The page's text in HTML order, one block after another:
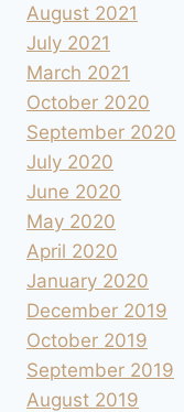
August 2021
July 2021
March 2021
October 2020
September 2020
July 2020
June 2020
May 2020
April 2020
January 2020
December 2019
October 2019
September 2019
August 2019